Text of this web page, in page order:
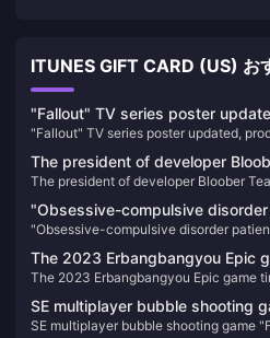
ITUNES GIFT CARD (US) お
"Fallout" TV series poster
their own "Fallout 5"
"Fallout" TV series poster updated,
The president of developer
like the trailer for Silent Hill 2
The president of developer Bloober
"Obsessive-compulsive
satisfied! Valve silently gives
whole
"Obsessive-compulsive disorder
The 2023 Erbangbangyou Epic
The 2023 Erbangbangyou Epic game
SE multiplayer bubble shooting
release new information on
SE multiplayer bubble shooting game